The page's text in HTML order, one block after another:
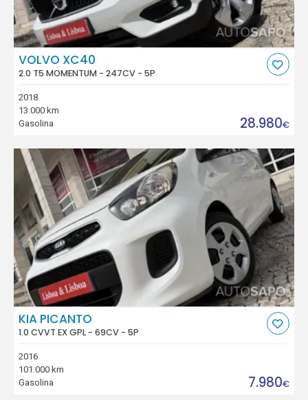
VOLVO XC40
2.0 T5 MOMENTUM - 247CV - 5P
2018
13.000 km
Gasolina
28.980€
KIA PICANTO
1.0 CVVT EX GPL - 69CV - 5P
2016
101.000 km
Gasolina
7.980€